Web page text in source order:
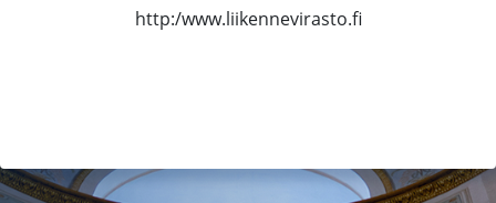
http:/www.liikennevirasto.fi